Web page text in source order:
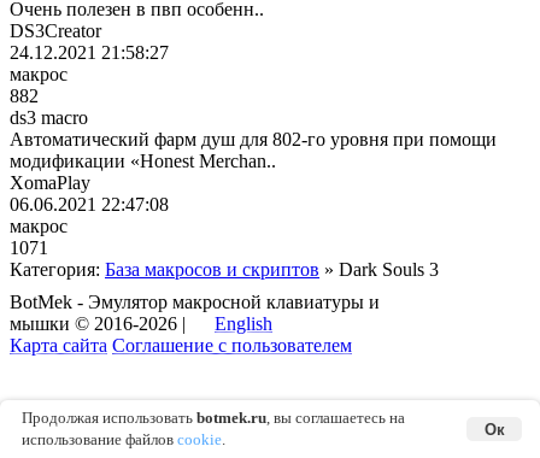
Очень полезен в пвп особенн..
DS3Creator
24.12.2021 21:58:27
макрос
882
ds3 macro
Автоматический фарм душ для 802-го уровня при помощи
модификации «Honest Merchan..
XomaPlay
06.06.2021 22:47:08
макрос
1071
Категория: База макросов и скриптов » Dark Souls 3
BotMek - Эмулятор макросной клавиатуры и
мышки © 2016-2026 |
English
Карта сайта Соглашение с пользователем